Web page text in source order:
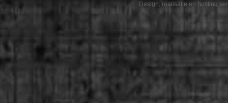
Design, realisatie en hosting